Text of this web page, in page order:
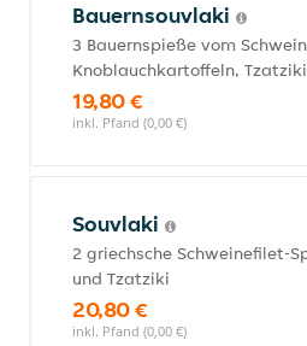
Bauernsouvlaki
3 Bauernspieße vom
Knoblauchkartoffeln, Tzatziki
19,80 €
inkl. Pfand (0,00 €)
Souvlaki
2 griechsche Schweinefilet-
und Tzatziki
20,80 €
inkl. Pfand (0,00 €)